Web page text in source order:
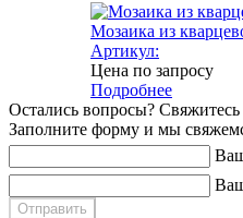
Мозаика из
Артикул:
Цена по запросу
Подробнее
Остались вопросы?
Заполните форму и мы
Отправить